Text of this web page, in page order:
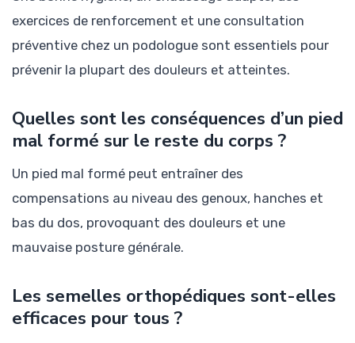
exercices de renforcement et une consultation
préventive chez un podologue sont essentiels pour
prévenir la plupart des douleurs et atteintes.
Quelles sont les conséquences d’un pied
mal formé sur le reste du corps ?
Un pied mal formé peut entraîner des
compensations au niveau des genoux, hanches et
bas du dos, provoquant des douleurs et une
mauvaise posture générale.
Les semelles orthopédiques sont-elles
efficaces pour tous ?